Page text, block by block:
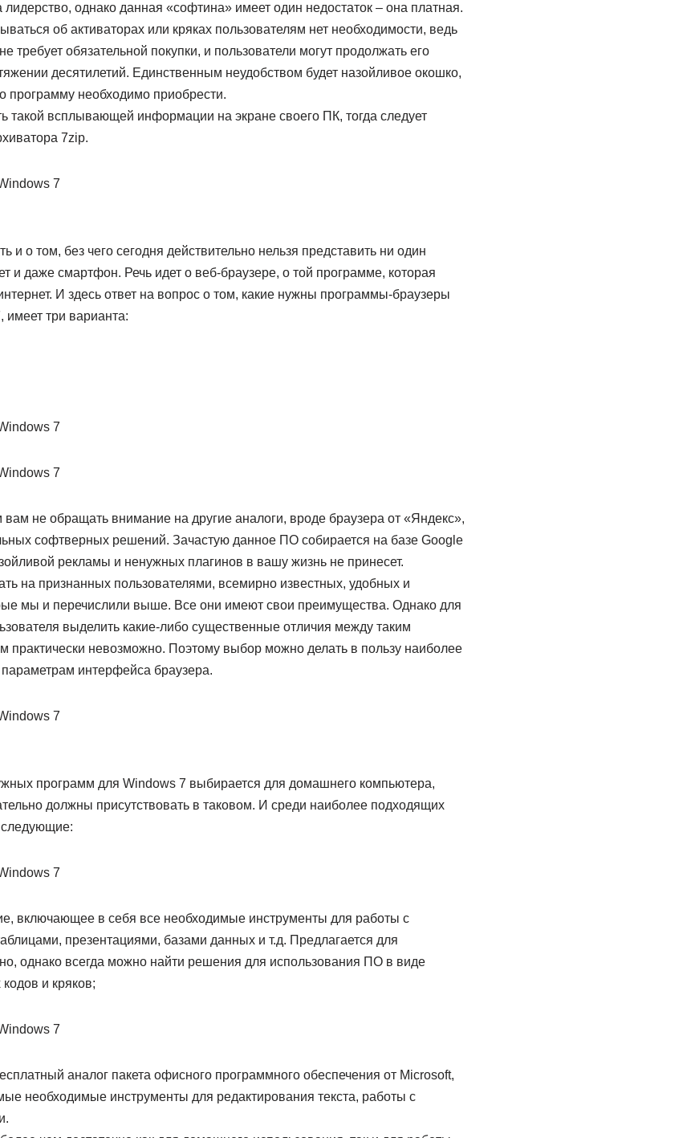
однако данная «софтина» имеет один недостаток – она платная.
об активаторах или кряках пользователям нет необходимости, ведь
требует обязательной покупки, и пользователи могут продолжать его
десятилетий. Единственным неудобством будет назойливое окошко,
программу необходимо приобрести.
такой всплывающей информации на экране своего ПК, тогда следует
7zip.
и о том, без чего сегодня действительно нельзя представить ни один
и даже смартфон. Речь идет о веб-браузере, о той программе, которая
И здесь ответ на вопрос о том, какие нужны программы-браузеры
имеет три варианта:
не обращать внимание на другие аналоги, вроде браузера от «Яндекс»,
софтверных решений. Зачастую данное ПО собирается на базе Google
рекламы и ненужных плагинов в вашу жизнь не принесет.
на признанных пользователями, всемирно известных, удобных и
мы и перечислили выше. Все они имеют свои преимущества. Однако для
выделить какие-либо существенные отличия между таким
практически невозможно. Поэтому выбор можно делать в пользу наиболее
интерфейса браузера.
программ для Windows 7 выбирается для домашнего компьютера,
должны присутствовать в таковом. И среди наиболее подходящих
следующие:
включающее в себя все необходимые инструменты для работы с
презентациями, базами данных и т.д. Предлагается для
однако всегда можно найти решения для использования ПО в виде
и кряков;
аналог пакета офисного программного обеспечения от Microsoft,
необходимые инструменты для редактирования текста, работы с